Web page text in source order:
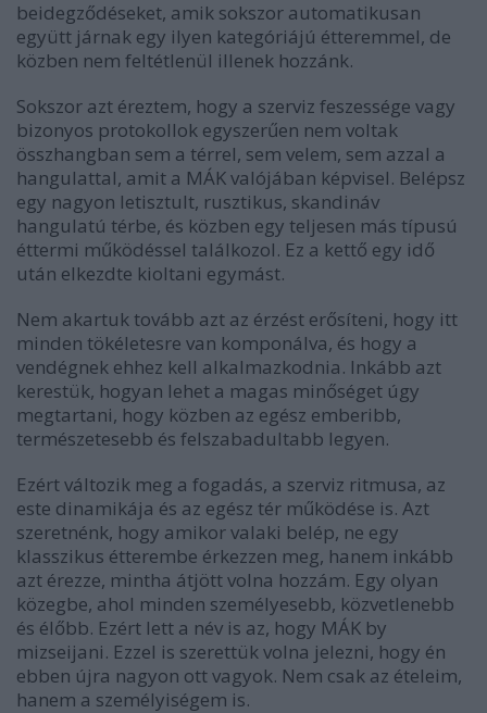
beidegződéseket, amik sokszor automatikusan
együtt járnak egy ilyen kategóriájú étteremmel, de
közben nem feltétlenül illenek hozzánk.
Sokszor azt éreztem, hogy a szerviz feszessége vagy
bizonyos protokollok egyszerűen nem voltak
összhangban sem a térrel, sem velem, sem azzal a
hangulattal, amit a MÁK valójában képvisel. Belépsz
egy nagyon letisztult, rusztikus, skandináv
hangulatú térbe, és közben egy teljesen más típusú
éttermi működéssel találkozol. Ez a kettő egy idő
után elkezdte kioltani egymást.
Nem akartuk tovább azt az érzést erősíteni, hogy itt
minden tökéletesre van komponálva, és hogy a
vendégnek ehhez kell alkalmazkodnia. Inkább azt
kerestük, hogyan lehet a magas minőséget úgy
megtartani, hogy közben az egész emberibb,
természetesebb és felszabadultabb legyen.
Ezért változik meg a fogadás, a szerviz ritmusa, az
este dinamikája és az egész tér működése is. Azt
szeretnénk, hogy amikor valaki belép, ne egy
klasszikus étterembe érkezzen meg, hanem inkább
azt érezze, mintha átjött volna hozzám. Egy olyan
közegbe, ahol minden személyesebb, közvetlenebb
és élőbb. Ezért lett a név is az, hogy MÁK by
mizseijani. Ezzel is szerettük volna jelezni, hogy én
ebben újra nagyon ott vagyok. Nem csak az ételeim,
hanem a személyiségem is.